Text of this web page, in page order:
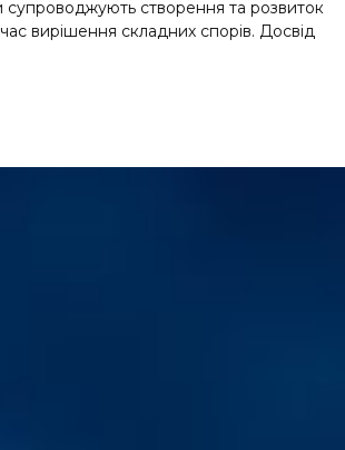
створення та розвиток
вирішення складних спорів. Досвід